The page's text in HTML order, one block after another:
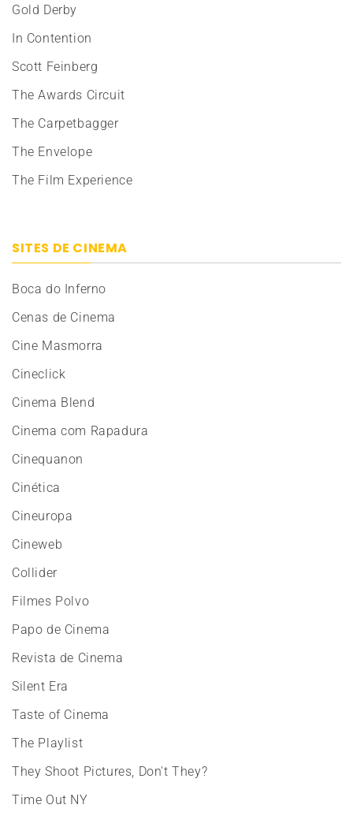
Gold Derby
In Contention
Scott Feinberg
The Awards Circuit
The Carpetbagger
The Envelope
The Film Experience
SITES DE CINEMA
Boca do Inferno
Cenas de Cinema
Cine Masmorra
Cineclick
Cinema Blend
Cinema com Rapadura
Cinequanon
Cinética
Cineuropa
Cineweb
Collider
Filmes Polvo
Papo de Cinema
Revista de Cinema
Silent Era
Taste of Cinema
The Playlist
They Shoot Pictures, Don't They?
Time Out NY